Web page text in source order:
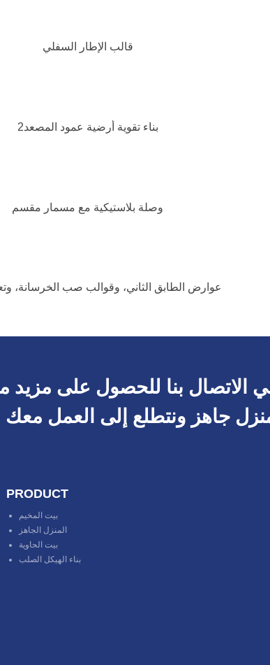
قالب الإطار السفلي
بناء تقوية أرضية عمود المصعد2
وصلة بلاستيكية مع مسمار مقسم
عوارض الطابق الثاني، وقوالب صب الخرسانة،
بنا للحصول على مزيد
PRODUCT
بيت المخيم
المنزل الجاهز
بيت الحاوية
بناء الهيكل الصلب